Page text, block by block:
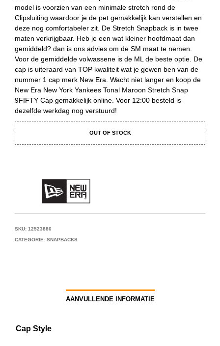
model is voorzien van een minimale stretch rond de
Clipsluiting waardoor je de pet gemakkelijk kan verstellen en
deze nog comfortabeler zit. De Stretch Snapback is in twee
maten verkrijgbaar. Heb je een wat kleiner hoofdmaat dan
gemiddeld? dan is ons advies om de SM maat te nemen.
Voor de gemiddelde volwassene is de ML de beste optie. De
cap is uiteraard van TOP kwaliteit wat je gewen ben van de
nummer 1 cap merk New Era. Wacht niet langer en koop de
New Era New York Yankees Tonal Maroon Stretch Snap
9FIFTY Cap gemakkelijk online. Voor 12:00 besteld is
dezelfde werkdag nog verstuurd!
OUT OF STOCK
SKU: 12523886
CATEGORIE: SNAPBACKS
AANVULLENDE INFORMATIE
Cap Style